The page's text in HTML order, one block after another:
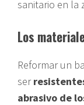
sanitario en la
Los
Reformar un
ser
abrasivo de